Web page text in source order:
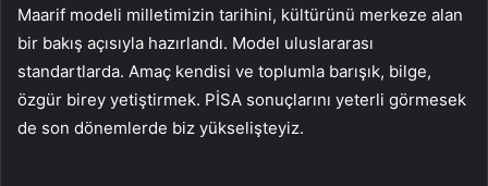
Maarif modeli milletimizin tarihini, kültürünü merkeze alan
bir bakış açısıyla hazırlandı. Model uluslararası
standartlarda. Amaç kendisi ve toplumla barışık, bilge,
özgür birey yetiştirmek. PİSA sonuçlarını yeterli görmesek
de son dönemlerde biz yükselişteyiz.